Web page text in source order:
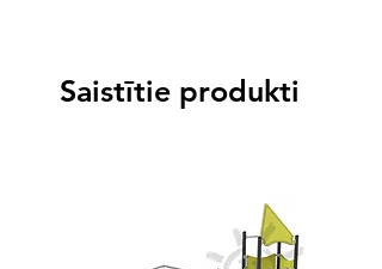
2-3Saistītie produkti